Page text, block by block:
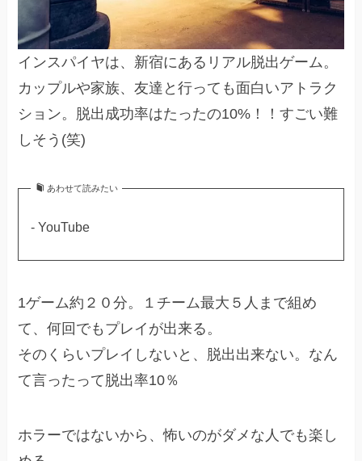
インスパイヤは、新宿にあるリアル脱出ゲーム。
カップルや家族、友達と行っても面白いアトラク
ション。脱出成功率はたったの10%！！すごい難
しそう(笑)
あわせて読みたい
- YouTube
1ゲーム約２０分。１チーム最大５人まで組め
て、何回でもプレイが出来る。
そのくらいプレイしないと、脱出出来ない。なん
て言ったって脱出率10％
ホラーではないから、怖いのがダメな人でも楽し